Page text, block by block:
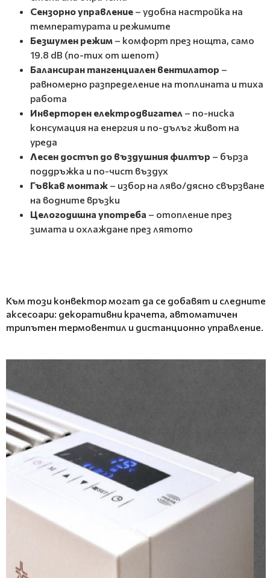
Сензорно управление – удобна настройка на
температурата и режимите
Безшумен режим – комфорт през нощта, само
19.8 dB (по-тих от шепот)
Балансиран тангенциален вентилатор –
равномерно разпределение на топлината и тиха
работа
Инверторен електродвигател – по-ниска
консумация на енергия и по-дълъг живот на
уреда
Лесен достъп до въздушния филтър – бърза
поддръжка и по-чист въздух
Гъвкав монтаж – избор на ляво/дясно свързване
на водните връзки
Целогодишна употреба – отопление през
зимата и охлаждане през лятото
Към този конвектор могат да се добавят и следните
аксесоари: декоративни крачета, автоматичен
трипътен термовентил и дистанционно управление.